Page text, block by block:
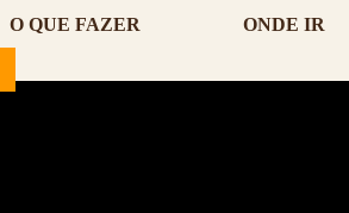
O QUE FAZER ONDE IR